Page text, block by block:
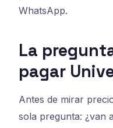
WhatsApp.
La
pagar
Antes de mirar
sola pregunta: ¿van